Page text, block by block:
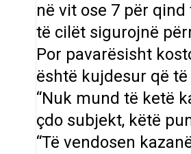
në vit ose 7 për
të cilët sigurojnë
Por pavarësisht
është kujdesur që
“Nuk mund të ketë
çdo subjekt, këtë
“Të vendosen